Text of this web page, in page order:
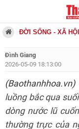
ĐỜI SỐNG - XÃ HỘI
Đình Giang
2026-05-09 18:13:00
(Baothanhhoa.vn)
luồng bắc qua
dòng nước lũ
thường trực của